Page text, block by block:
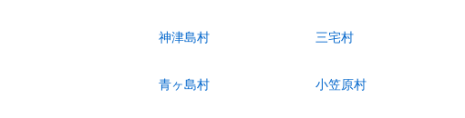
神津島村 三宅村
青ヶ島村 小笠原村